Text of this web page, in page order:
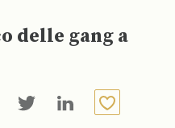
delle gang a